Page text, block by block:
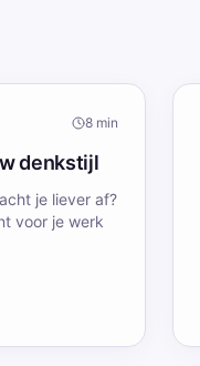
8 min
denkstijl
je liever af?
voor je werk